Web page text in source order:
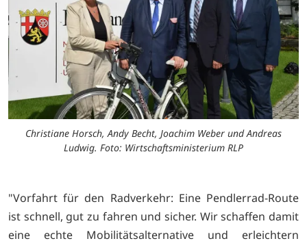
Christiane Horsch, Andy Becht, Joachim Weber und Andreas
Ludwig. Foto: Wirtschaftsministerium RLP
"Vorfahrt für den Radverkehr: Eine Pendlerrad-Route
ist schnell, gut zu fahren und sicher. Wir schaffen damit
eine echte Mobilitätsalternative und erleichtern